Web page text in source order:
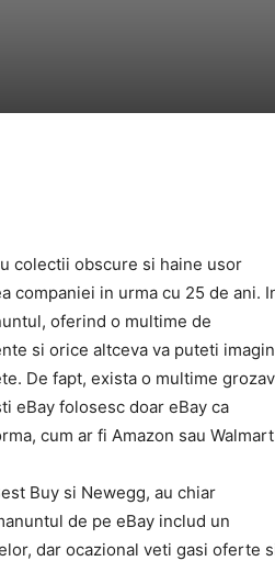
colectii obscure si haine usor
companiei in urma cu 25 de ani.
oferind o multime de
si orice altceva va puteti
De fapt, exista o multime
eBay folosesc doar eBay ca
cum ar fi Amazon sau
Buy si Newegg, au chiar
de pe eBay includ un
dar ocazional veti gasi oferte